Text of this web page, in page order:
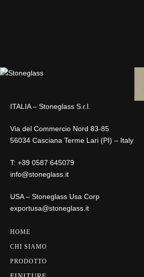
ITALIA – Stoneglass S.r.l.
Via del Commercio Nord 83-85
56034 Casciana Terme Lari (PI) – Italy
T: +39 0587 645079
info@stoneglass.it
USA – Stoneglass Usa Corp
exportusa@stoneglass.it
HOME
CHI SIAMO
PRODOTTO